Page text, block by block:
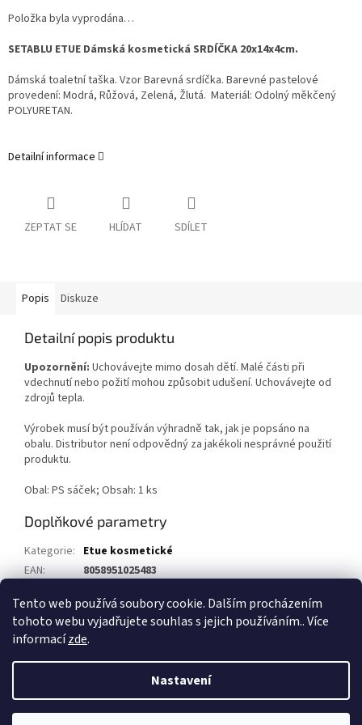
Tento web používá soubory cookie. Dalším procházením
tohoto webu vyjadřujete souhlas s jejich používáním.. Více
informacízde.
Nastavení
Položka byla vyprodána…
SETABLU ETUE Dámská kosmetická SRDÍČKA 20x14x4cm.
Dámská toaletní taška. Vzor Barevná srdíčka. Barevné pastelové
provedení: Modrá, Růžová, Zelená, Žlutá. Materiál: Odolný měkčený
POLYURETAN.
Detailní informace
ZEPTAT SE HLÍDAT SDÍLET
Popis Diskuze
Detailní popis produktu
Upozornění: Uchovávejte mimo dosah dětí. Malé části při
vdechnutí nebo požití mohou způsobit udušení. Uchovávejte od
zdrojů tepla.
Výrobek musí být používán výhradně tak, jak je popsáno na
obalu. Distributor není odpovědný za jakékoli nesprávné použití
produktu.
Obal: PS sáček; Obsah: 1 ks
Doplňkové parametry
Kategorie: Etue kosmetické
EAN:
8058951025483
Copyright 20261kosmetika.cz. Všechna práva vyhrazena.Upravit